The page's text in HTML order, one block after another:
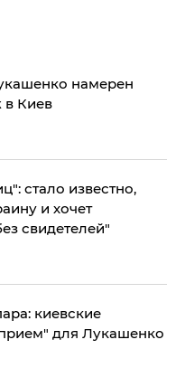
намерен
в Киев
стало известно,
и хочет
свидетелей"
киевские
для Лукашенко